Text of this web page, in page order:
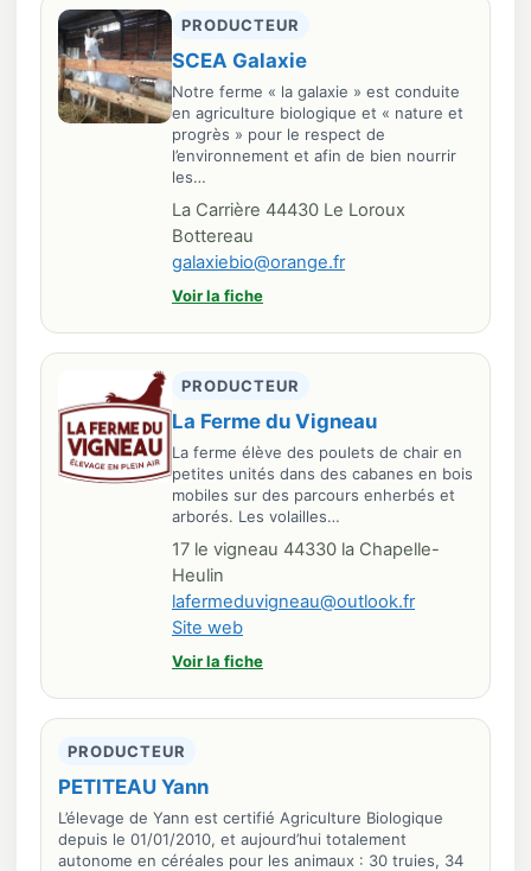
PRODUCTEUR
SCEA Galaxie
Notre ferme « la galaxie » est conduite
en agriculture biologique et « nature et
progrès » pour le respect de
l’environnement et afin de bien nourrir
les…
La Carrière 44430 Le Loroux
Bottereau
galaxiebio@orange.fr
Voir la fiche
PRODUCTEUR
La Ferme du Vigneau
La ferme élève des poulets de chair en
petites unités dans des cabanes en bois
mobiles sur des parcours enherbés et
arborés. Les volailles…
17 le vigneau 44330 la Chapelle-
Heulin
lafermeduvigneau@outlook.fr
Site web
Voir la fiche
PRODUCTEUR
PETITEAU Yann
L’élevage de Yann est certifié Agriculture Biologique
depuis le 01/01/2010, et aujourd’hui totalement
autonome en céréales pour les animaux : 30 truies, 34